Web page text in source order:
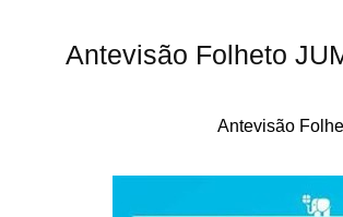
Antevisão Folheto
Antevisão